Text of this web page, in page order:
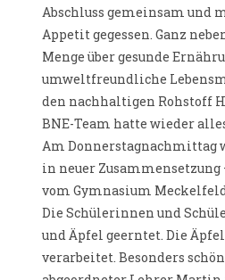
Abschluss gemeinsam und
Appetit gegessen. Ganz
Menge über gesunde
umweltfreundliche
den nachhaltigen Rohstoff
BNE-Team hatte wieder
Am Donnerstagnachmittag
in neuer Zusammensetzung
vom Gymnasium
Die Schülerinnen und
und Äpfel geerntet. Die
verarbeitet. Besonders